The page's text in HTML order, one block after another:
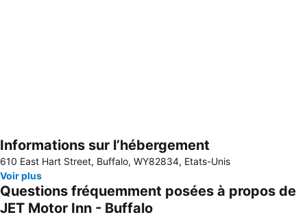
Agrandir la carte
Informations sur l’hébergement
610 East Hart Street, Buffalo, WY82834, Etats-Unis
Voir plus
Questions fréquemment posées à propos de
JET Motor Inn - Buffalo